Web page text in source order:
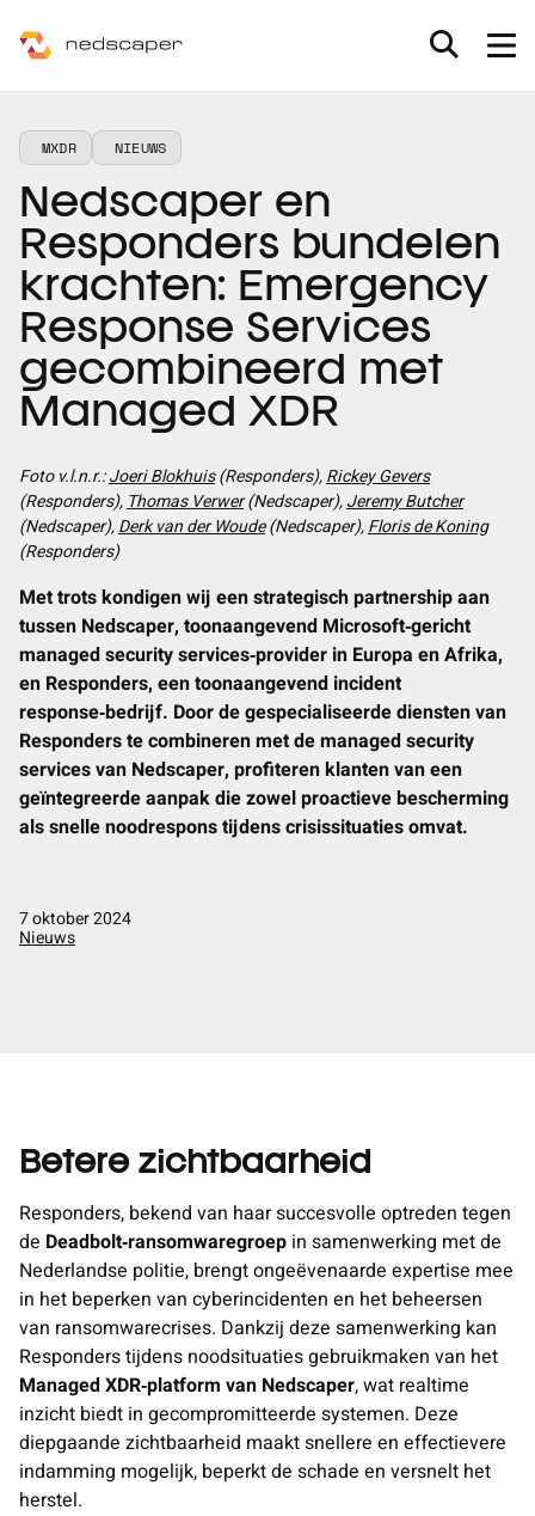
MXDR
Consultancy
Partners
Nieuws & inspiratie
Inspiratie
Podcast
LinkedIn
Werken bij
Over ons
Nederlands
English
MXDR NIEUWS
Nedscaper en
Responders bundelen
krachten: Emergency
Response Services
gecombineerd met
Managed XDR
Foto v.l.n.r.:Joeri Blokhuis(Responders),Rickey Gevers
(Responders), Thomas Verwer(Nedscaper),Jeremy Butcher
(Nedscaper),Derk van der Woude(Nedscaper),Floris de Koning
(Responders)
Met trots kondigen wij een strategisch partnership aan
tussen Nedscaper, toonaangevend Microsoft‑gericht
managed security services‑provider in Europa en Afrika,
en Responders, een toonaangevend incident
response‑bedrijf. Door de gespecialiseerde diensten van
Responders te combineren met de managed security
services van Nedscaper, profiteren klanten van een
geïntegreerde aanpak die zowel proactieve bescherming
als snelle noodrespons tijdens crisissituaties omvat.
7 oktober 2024
Nieuws
Betere zichtbaarheid
Responders, bekend van haar succesvolle optreden tegen
de Deadbolt‑ransomwaregroep in samenwerking met de
Nederlandse politie, brengt ongeëvenaarde expertise mee
in het beperken van cyberincidenten en het beheersen
van ransomwarecrises. Dankzij deze samenwerking kan
Responders tijdens noodsituaties gebruikmaken van het
Managed XDR‑platform van Nedscaper, wat realtime
inzicht biedt in gecompromitteerde systemen. Deze
diepgaande zichtbaarheid maakt snellere en effectievere
indamming mogelijk, beperkt de schade en versnelt het
herstel.